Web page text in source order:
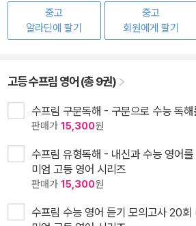
중고
알라딘에 팔기
중고
회원에게 팔기
고등 수프림 영어 (총 9권)
수프림 구문독해 - 구문으로 수능 독해
판매가 15,300원
수프림 유형독해 - 내신과 수능 영어를
미엄 고등 영어 시리즈
판매가 15,300원
수프림 수능 영어 듣기 모의고사 20회